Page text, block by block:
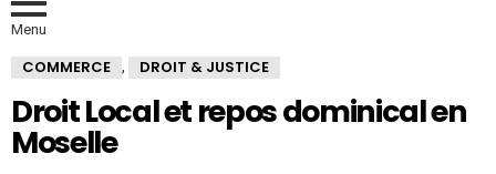
Menu
COMMERCE , DROIT & JUSTICE
Droit Local et repos dominical en
Moselle